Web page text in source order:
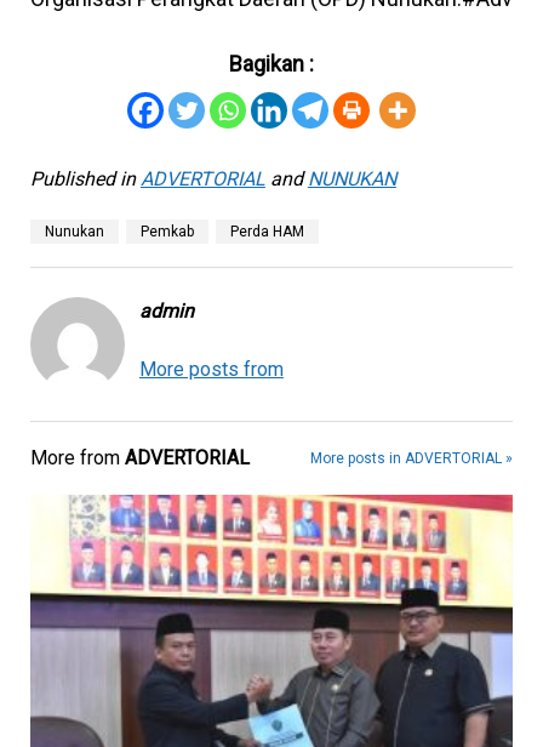
Bagikan :
Published in ADVERTORIALandNUNUKAN
Nunukan Pemkab Perda HAM
admin
More posts from
More from ADVERTORIAL More posts in ADVERTORIAL »